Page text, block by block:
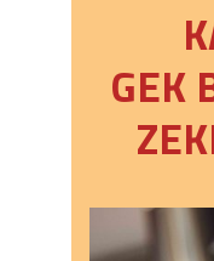
GEK